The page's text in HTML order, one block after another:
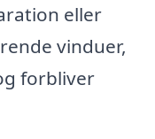
eller
vinduer,
forbliver